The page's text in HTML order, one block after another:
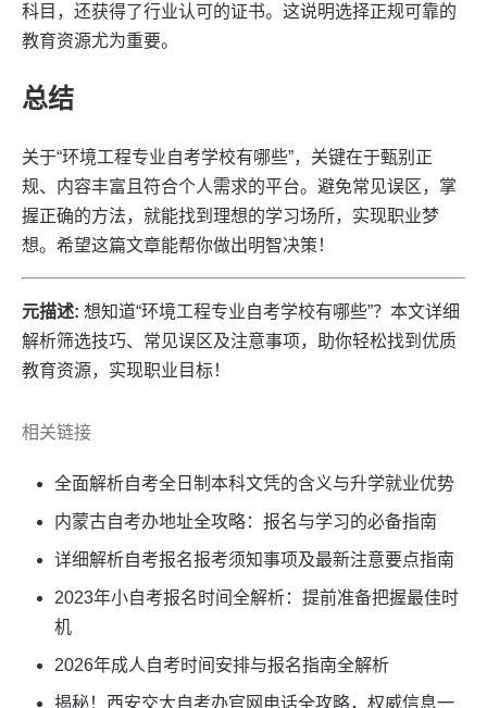
科目，还获得了行业认可的证书。这说明选择正规可靠的
教育资源尤为重要。
总结
关于“环境工程专业自考学校有哪些”，关键在于甄别正
规、内容丰富且符合个人需求的平台。避免常见误区，掌
握正确的方法，就能找到理想的学习场所，实现职业梦
想。希望这篇文章能帮你做出明智决策！
元描述: 想知道“环境工程专业自考学校有哪些”？本文详细
解析筛选技巧、常见误区及注意事项，助你轻松找到优质
教育资源，实现职业目标！
相关链接
全面解析自考全日制本科文凭的含义与升学就业优势
内蒙古自考办地址全攻略：报名与学习的必备指南
详细解析自考报名报考须知事项及最新注意要点指南
2023年小自考报名时间全解析：提前准备把握最佳时
机
2026年成人自考时间安排与报名指南全解析
揭秘！西安交大自考办官网电话全攻略，权威信息一